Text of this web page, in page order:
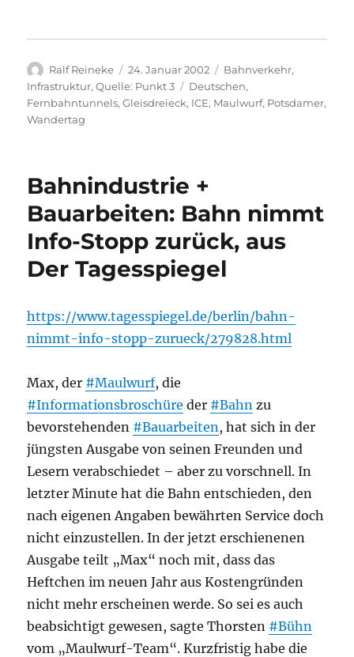
Autor
Ralf Reineke
Veröffentlicht
am
24. Januar 2002 Kategorien
Bahnverkehr,
Infrastruktur,Quelle: Punkt 3 Schlagwörter
Deutschen,
Fernbahntunnels,Gleisdreieck, ICE, Maulwurf, Potsdamer,
Wandertag
Bahnindustrie +
Bauarbeiten: Bahn nimmt
Info-Stopp zurück, aus
Der Tagesspiegel
https://www.tagesspiegel.de/berlin/bahn-
nimmt-info-stopp-zurueck/279828.html
Max, der #Maulwurf, die
#Informationsbroschüre der #Bahn zu
bevorstehenden #Bauarbeiten , hat sich in der
jüngsten Ausgabe von seinen Freunden und
Lesern verabschiedet – aber zu vorschnell. In
letzter Minute hat die Bahn entschieden, den
nach eigenen Angaben bewährten Service doch
nicht einzustellen. In der jetzt erschienenen
Ausgabe teilt „Max“ noch mit, dass das
Heftchen im neuen Jahr aus Kostengründen
nicht mehr erscheinen werde. So sei es auch
beabsichtigt gewesen, sagte Thorsten #Bühn
vom „Maulwurf-Team“. Kurzfristig habe die